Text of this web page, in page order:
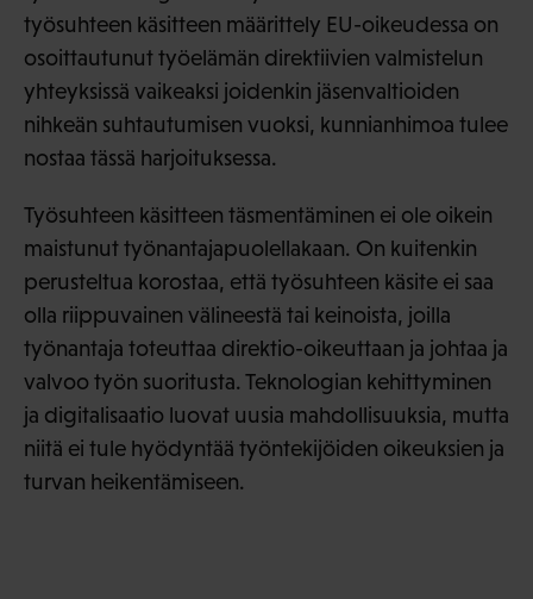
työsuhteen käsitteen määrittely EU-oikeudessa on
osoittautunut työelämän direktiivien valmistelun
yhteyksissä vaikeaksi joidenkin jäsenvaltioiden
nihkeän suhtautumisen vuoksi, kunnianhimoa tulee
nostaa tässä harjoituksessa.
Työsuhteen käsitteen täsmentäminen ei ole oikein
maistunut työnantajapuolellakaan. On kuitenkin
perusteltua korostaa, että työsuhteen käsite ei saa
olla riippuvainen välineestä tai keinoista, joilla
työnantaja toteuttaa direktio-oikeuttaan ja johtaa ja
valvoo työn suoritusta. Teknologian kehittyminen
ja digitalisaatio luovat uusia mahdollisuuksia, mutta
niitä ei tule hyödyntää työntekijöiden oikeuksien ja
turvan heikentämiseen.